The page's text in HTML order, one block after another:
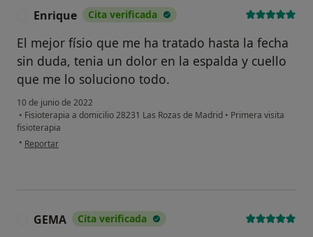
Enrique Cita verificada
El mejor físio que me ha tratado hasta la fecha
sin duda, tenia un dolor en la espalda y cuello
que me lo soluciono todo.
10 de junio de 2022
• Fisioterapia a domicilio 28231 Las Rozas de Madrid • Primera visita
fisioterapia
• en opinión del usuario Enrique
Reportar
GEMA Cita verificada